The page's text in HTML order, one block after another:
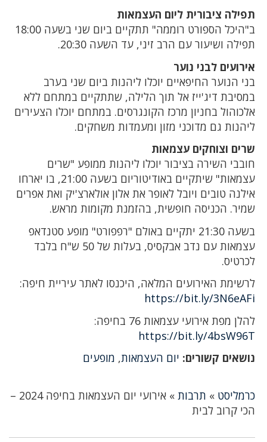
תפילה ציבורית ליום העצמאות
ב"היכל הספורט רוממה" תתקיים ביום שני בשעה 18:00
תפילה ושיעור עם הרב זיני, עד השעה 20:30.
אירועים לבני נוער
בני הנוער החיפאיים יוכלו ליהנות ביום שני בערב
במסיבת דיג'ייז אל תוך הלילה, שתתקיים במתחם ללא
אלכוהול בחניון מרכז הקונגרסים. במתחם יוכלו הצעירים
ליהנות גם מדוכני מזון ומעמדות משחקים.
שרים וצוחקים עצמאות
חובבי השירה בציבור יוכלו ליהנות ממופע "שרים
עצמאות" שיתקיים באודיטוריום בשעה 21:00, בו יארחו
אילנה טובים ויובל לאופר את אלון אולארצ'יק ואת אפרים
שמיר. הכניסה חופשית, בהזמנת מקומות מראש.
בשעה 21:30 יתקיים באולם "רפפורט" מופע סטנדאפ
עצמאות עם נדב אבקסיס, בעלות של 50 ש"ח בלבד
לכרטיס.
לרשימת האירועים המלאה, היכנסו לאתר עיריית חיפה:
https://bit.ly/3N6eAFi
להלן מפת אירועי עצמאות 76 בחיפה:
https://bit.ly/4bsW96T
נושאים קשורים: יום העצמאות, מופעים
כרמליסט » תרבות »
אירועי יום העצמאות בחיפה 2024 –
הכי קרוב לבית